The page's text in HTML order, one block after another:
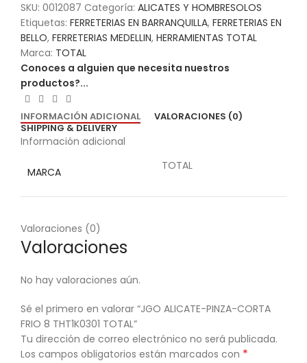
SKU: 0012087 Categoría: ALICATES Y HOMBRESOLOS
Etiquetas: FERRETERIAS EN BARRANQUILLA, FERRETERIAS EN
BELLO, FERRETERIAS MEDELLIN, HERRAMIENTAS TOTAL
Marca: TOTAL
Conoces a alguien que necesita nuestros
productos?...
INFORMACIÓN ADICIONAL
VALORACIONES (0)
SHIPPING & DELIVERY
Información adicional
MARCA TOTAL
Valoraciones (0)
Valoraciones
No hay valoraciones aún.
Sé el primero en valorar “JGO ALICATE-PINZA-CORTA
FRIO 8 THT1K0301 TOTAL”
Tu dirección de correo electrónico no será publicada.
Los campos obligatorios están marcados con *